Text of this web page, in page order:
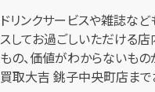
ドリンクサービスや雑誌など
スしてお過ごしいただける
もの、価値がわからないも
買取大吉 銚子中央町店まで